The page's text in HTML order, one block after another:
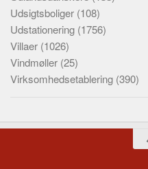
Udsigtsboliger (108)
Udstationering (1756)
Villaer (1026)
Vindmøller (25)
Virksomhedsetablering (390)